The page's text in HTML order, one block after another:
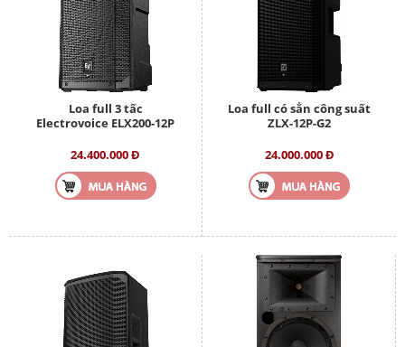
Loa full 3 tấc
Electrovoice ELX200-12P
24.400.000 Đ
Loa full có sẳn công suất
ZLX-12P-G2
24.000.000 Đ